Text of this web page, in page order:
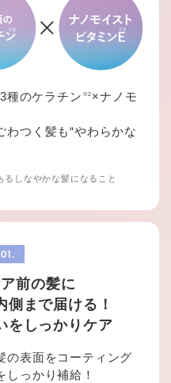
種のケラチン ※2 ×ナノモ
わつく髪も“やわらかな
しなやかな髪になること
前の髪に
側まで届ける！
をしっかりケア
の表面をコーティング
っかり補給！